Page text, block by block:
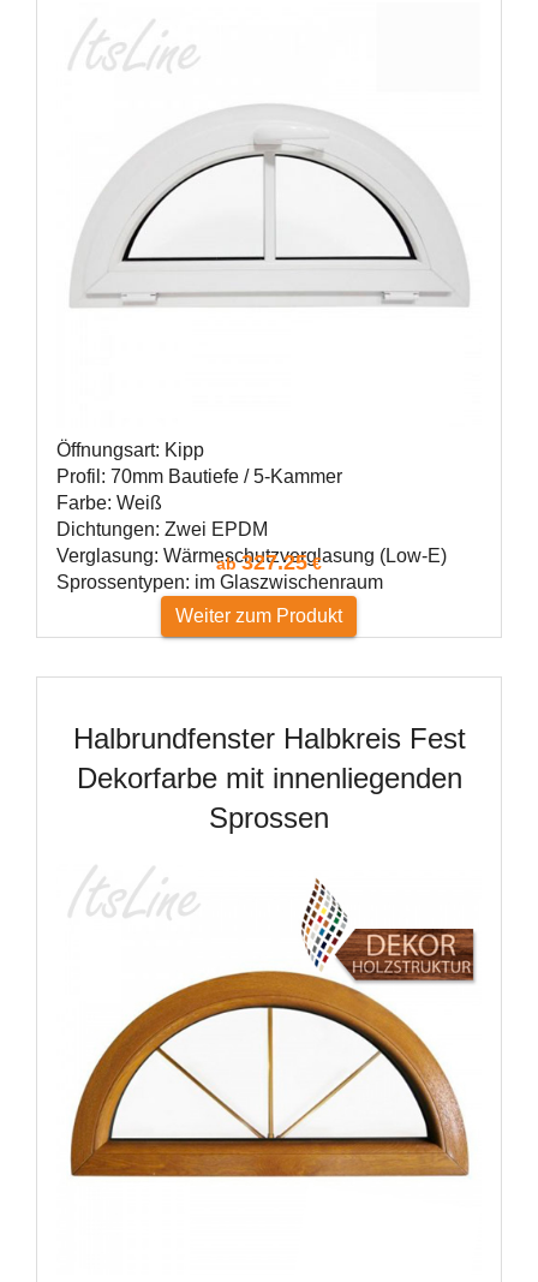
Öffnungsart: Kipp
Profil: 70mm Bautiefe / 5-Kammer
Farbe: Weiß
Dichtungen: Zwei EPDM
Verglasung: Wärmeschutzverglasung (Low-E)
Sprossentypen: im Glaszwischenraum
ab327.25€
Weiter zum Produkt
Halbrundfenster Halbkreis Fest
Dekorfarbe mit innenliegenden
Sprossen